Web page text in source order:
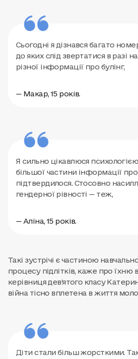
Сьогодні я дізнався багато
до яких слід звертатися в разі
різної інформації про булінг,
— Макар, 15 років.
Я сильно цікавлюся
більшої частини інформації
підтвердилося. Стосовно
гендерної рівності — теж,
— Аліна, 15 років.
Такі зустрічі є частиною
процесу підлітків, каже про їхню
керівниця дев’ятого класу
війна тісно вплетена в життя
Діти стали більш жорсткими.